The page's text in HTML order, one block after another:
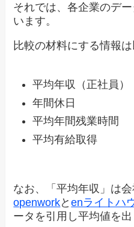
それでは、各企業のデ
います。
比較の材料にする情報は
平均年収（正社員）
年間休日
平均年間残業時間
平均有給取得
なお、「平均年収」は
openworkとenライトハ
ータを引用し平均値を出